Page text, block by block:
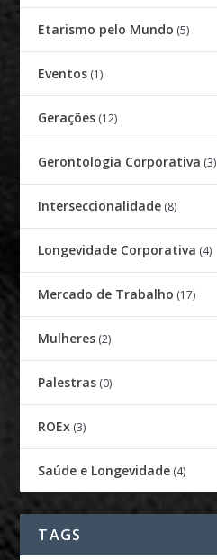
Etarismo pelo Mundo (5)
Eventos (1)
Gerações (12)
Gerontologia Corporativa (3)
Interseccionalidade (8)
Longevidade Corporativa (4)
Mercado de Trabalho (17)
Mulheres (2)
Palestras (0)
ROEx (3)
Saúde e Longevidade (4)
TAGS